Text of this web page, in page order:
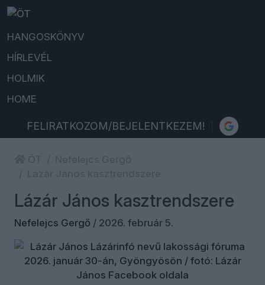
HANGOSKÖNYV
HÍRLEVÉL
HOLMIK
HOME
FELIRATKOZOM/BEJELENTKEZEM!
Lázár János kasztrendszere
Nefelejcs Gergő / 2026. február 5.